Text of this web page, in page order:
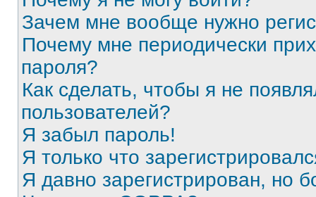
Зачем мне вообще нужно
Почему мне периодически
пароля?
Как сделать, чтобы я не
пользователей?
Я забыл пароль!
Я только что
Я давно зарегистрирован, но